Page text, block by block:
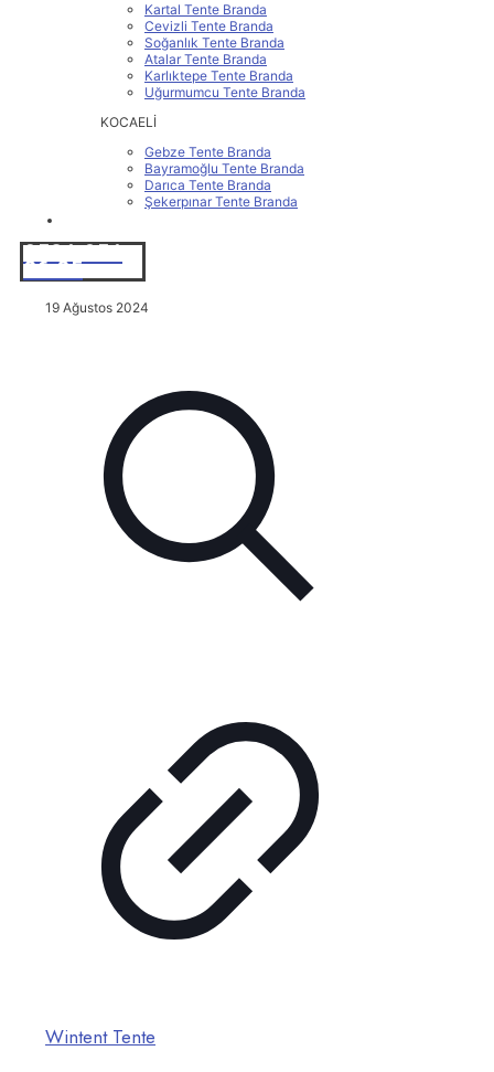
Kartal Tente Branda
Cevizli Tente Branda
Soğanlık Tente Branda
Atalar Tente Branda
Karlıktepe Tente Branda
Uğurmumcu Tente Branda
KOCAELİ
Gebze Tente Branda
Bayramoğlu Tente Branda
Darıca Tente Branda
Şekerpınar Tente Branda
İLETİŞİM
0531 251
86 25
19 Ağustos 2024
Wintent Tente